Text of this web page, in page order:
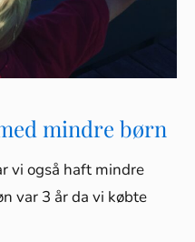
mindre børn
vi også haft mindre
var 3 år da vi købte